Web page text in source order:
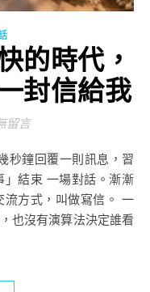
的時代，
封信給我
留言
結束 一場對話。漸漸
方式，叫做寫信。 一
也沒有演算法決定誰看